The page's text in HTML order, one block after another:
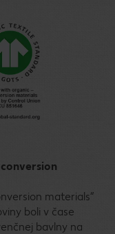
materials“
boli v čase
bavlny na